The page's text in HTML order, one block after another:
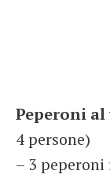
Peperoni
4 persone)
– 3 peperoni